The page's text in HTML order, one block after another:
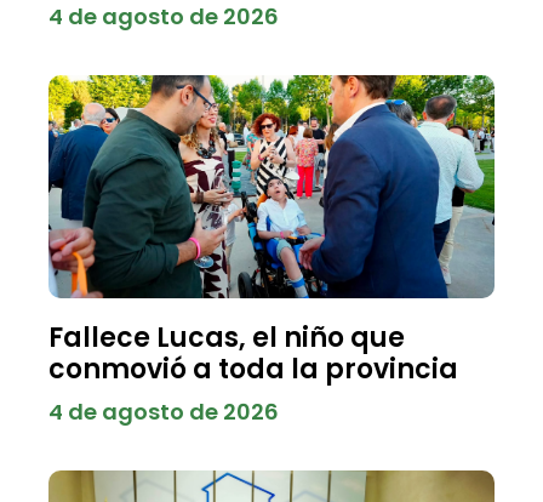
4 de agosto de 2026
Fallece Lucas, el niño que
conmovió a toda la provincia
4 de agosto de 2026